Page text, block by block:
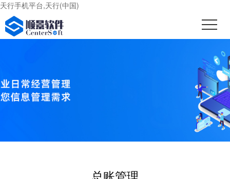
天行手机平台,天行(中国)